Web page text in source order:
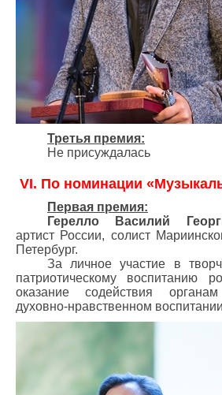
Третья премия:
Не присуждалась
VI. По номинации
Первая премия:
Герелло Василий
артист России, солист
Петербург.
За личное участие в
патриотическому воспитанию
оказание содействия
духовно-нравственном